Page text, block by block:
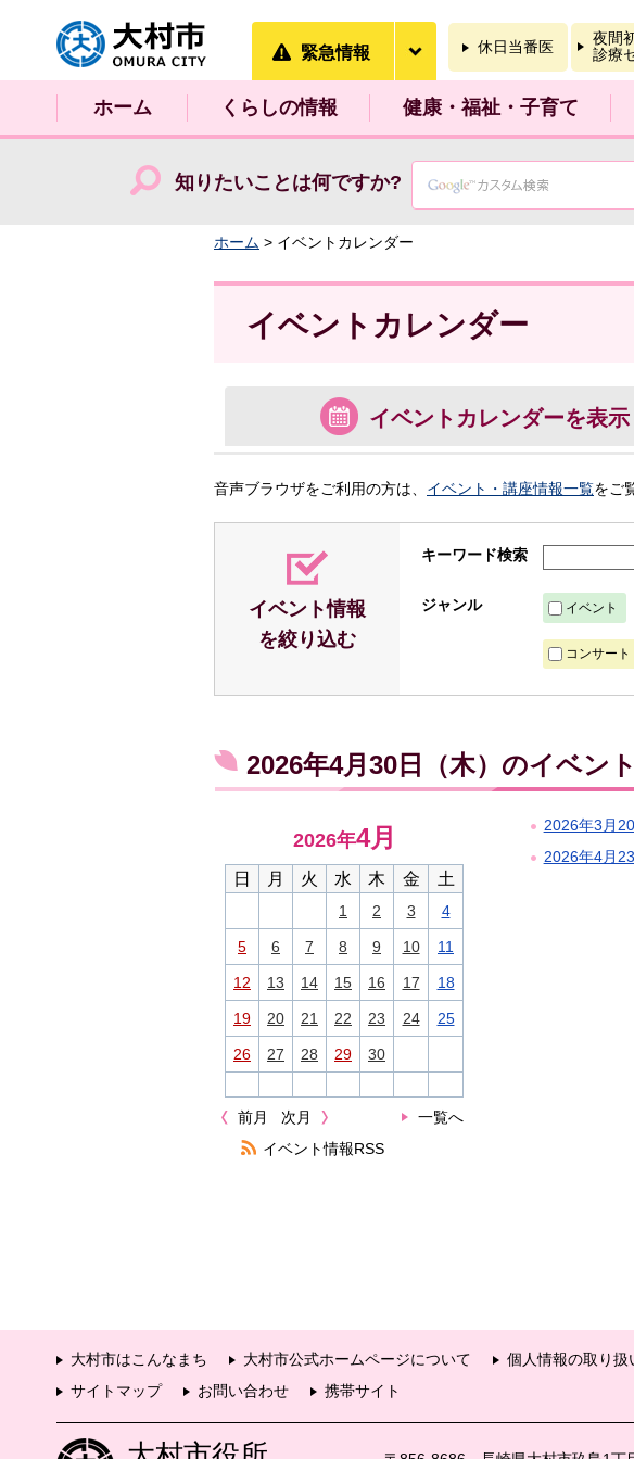
大村市
緊急情報 休日当番医
夜間
診療
ホーム くらしの情報 健康・福祉・子育て
知りたいことは何ですか?
ホーム > イベントカレンダー
イベントカレンダー
イベント カレンダーを表示
音声ブラウザをご利用の方は、 イベント・講座情報一覧をご
イベント情報
を絞り込む
キーワード検索
ジャンル イベント
コンサー
2026年4月30日（木）のイベント
2026年4月
日 月 火 水 木 金 土
1 2 3 4
5 6 7 8 9 10 11
12 13 14 15 16 17 18
19 20 21 22 23 24 25
26 27 28 29 30
前月 一覧へ
次月
イベント情報RSS
2026年3月
2026年4月
大村市はこんなまち 大村市公式ホームページについて 個人情報の取り扱
サイトマップ
お問い合わせ 携帯サイト